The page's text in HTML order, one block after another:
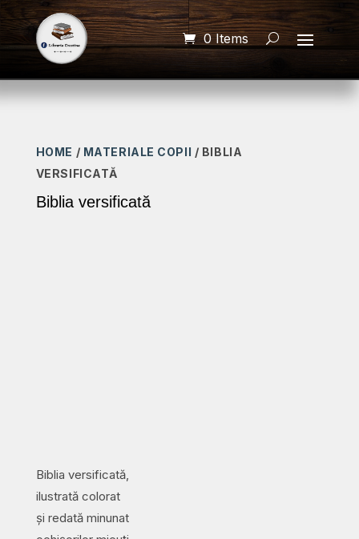
0 Items
HOME / MATERIALE COPII / BIBLIA
VERSIFICATĂ
Biblia versificată
Biblia versificată,
ilustrată colorat
și redată minunat